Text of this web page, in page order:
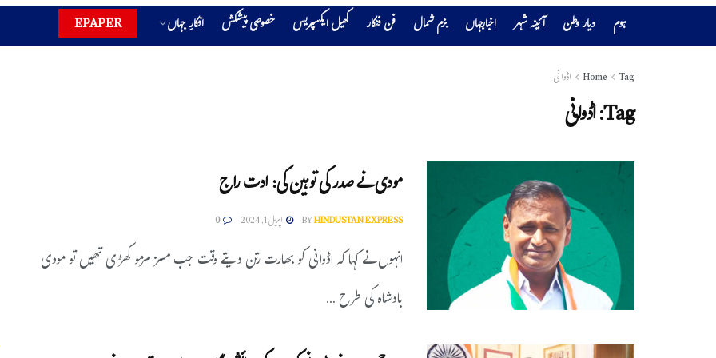
ہوم دیار وطن آئینہ شہر اخبارجہاں بزم شمال فن فنکار کھیل ایکسپریس خصوصی پیشکش افکارِ جہاں EPAPER
Home Tag اڈوانی
Tag:اڈوانی
مودی نے صدر کی توہین کی: ادت راج
BYHINDUSTAN EXPRESS اپریل 1, 2024 0
انہوں نے کہا کہ اڈوانی کو بھارت رتن دیتے وقت جب مسز مرمو کھڑی تھیں تو مودی
بادشاہ کی طرح ...